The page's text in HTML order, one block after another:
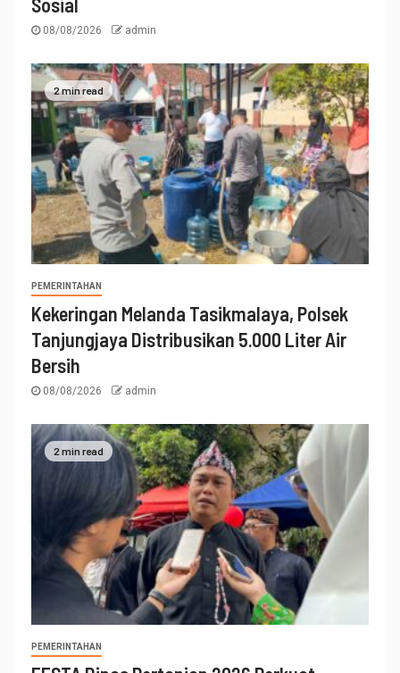
08/08/2026 admin
2 min read
PEMERINTAHAN
Kekeringan Melanda Tasikmalaya, Polsek
Tanjungjaya Distribusikan 5.000 Liter Air
Bersih
08/08/2026 admin
2 min read
PEMERINTAHAN